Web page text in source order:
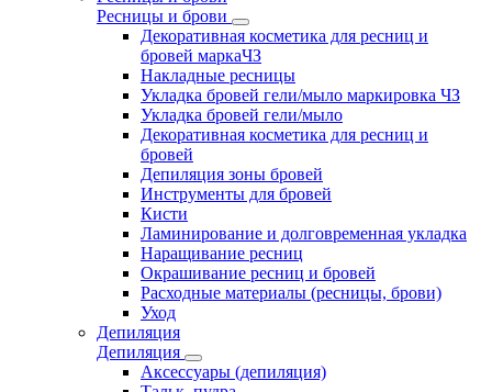
Ресницы и брови
Декоративная косметика для ресниц и
бровей маркаЧЗ
Накладные ресницы
Укладка бровей гели/мыло маркировка ЧЗ
Укладка бровей гели/мыло
Декоративная косметика для ресниц и
бровей
Депиляция зоны бровей
Инструменты для бровей
Кисти
Ламинирование и долговременная укладка
Наращивание ресниц
Окрашивание ресниц и бровей
Расходные материалы (ресницы, брови)
Уход
Депиляция
Депиляция
Аксессуары (депиляция)